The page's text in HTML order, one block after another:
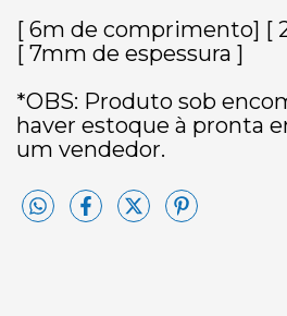
[ 6m de comprimento] [
[ 7mm de espessura ]
*OBS: Produto sob
haver estoque à pronta
um vendedor.